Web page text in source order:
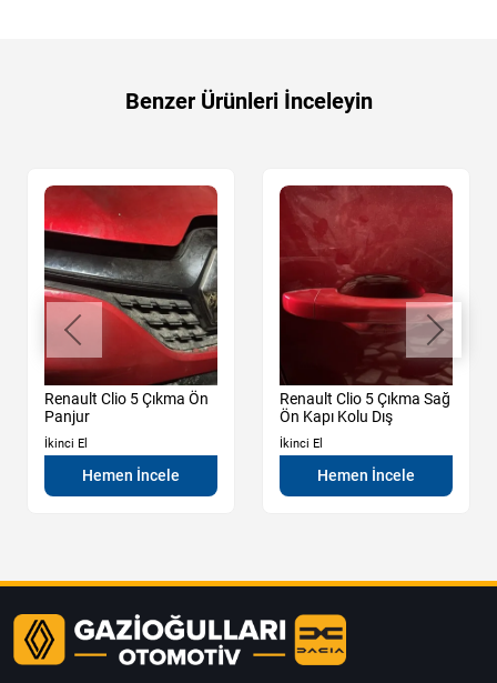
Benzer Ürünleri İnceleyin
Renault Clio 5 Çıkma Ön
Panjur
İkinci El
Hemen İncele
Renault Clio 5 Çıkma Sağ
Ön Kapı Kolu Dış
İkinci El
Hemen İncele